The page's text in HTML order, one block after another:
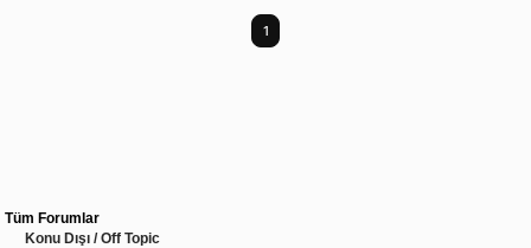
1
Tüm Forumlar
Konu Dışı / Off Topic